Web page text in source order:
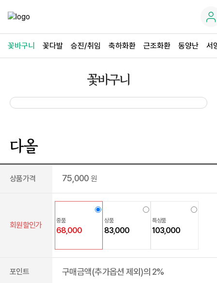
꽃바구니 꽃다발 승진/취임 축하화환 근조화환 동양난 서
꽃바구니
다올
상품가격 75,000 원
회원할인가
중품
68,000
상품
83,000
특상품
103,000
포인트 구매금액(추가옵션 제외)의 2%